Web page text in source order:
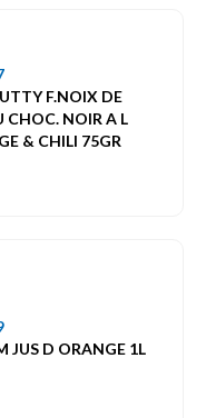
F.NOIX DE
CHOC. NOIR A L
& CHILI 75GR
JUS D ORANGE 1L